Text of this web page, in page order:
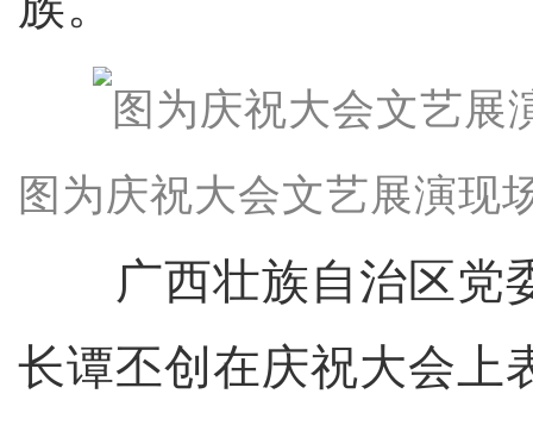
图为庆祝大会文艺展演现
广西壮族自治区党
长谭丕创在庆祝大会上